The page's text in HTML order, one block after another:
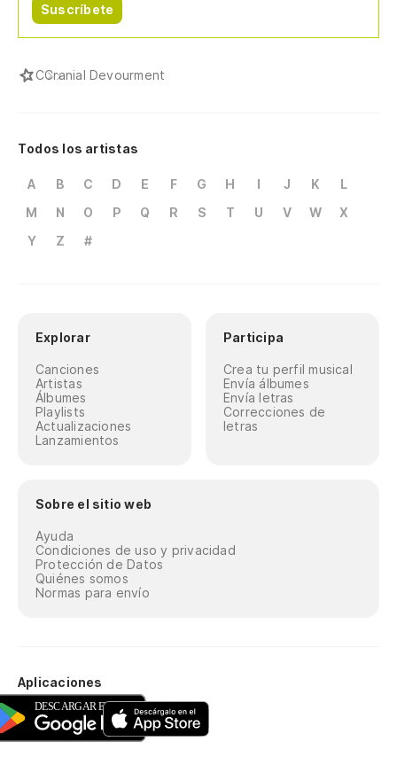
Suscríbete
CCranial Devourment
Todos los artistas
A B C D E F G H I J K
L
M
N O P Q R S T U V W
X
Y
Z #
Explorar
Canciones
Artistas
Álbumes
Playlists
Actualizaciones
Lanzamientos
Participa
Crea tu perfil musical
Envía álbumes
Envía letras
Correcciones de
letras
Sobre el sitio web
Ayuda
Condiciones de uso y privacidad
Protección de Datos
Quiénes somos
Normas para envío
Aplicaciones